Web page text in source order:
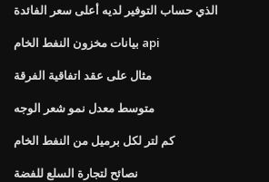
الذي حساب التوفير لديه أعلى سعر الفائدة
بيانات مخزون النفط الخام api
مثال على عقد اتفاقية الفرقة
متوسط ​​معدل نمو شعر الوجه
كم لتر لكل برميل من النفط الخام
نصائح لتجارة السلع للفضة